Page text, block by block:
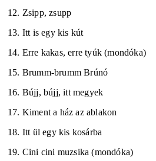
12. Zsipp, zsupp
13. Itt is egy kis kút
14. Erre kakas, erre tyúk (mondóka)
15. Brumm-brumm Brúnó
16. Bújj, bújj, itt megyek
17. Kiment a ház az ablakon
18. Itt ül egy kis kosárba
19. Cini cini muzsika (mondóka)